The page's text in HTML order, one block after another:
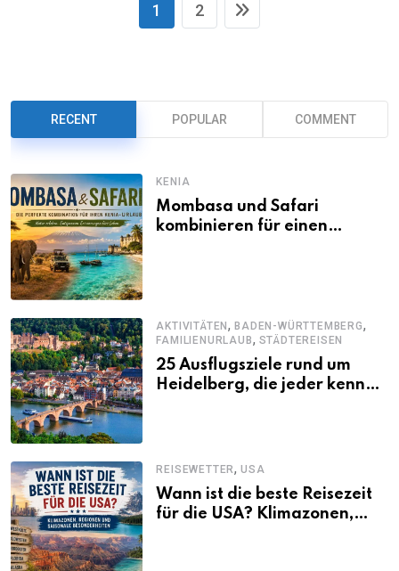
1 2
RECENT POPULAR COMMENT
KENIA
Mombasa und Safari
kombinieren für einen
AKTIVITÄTEN,BADEN-WÜRTTEMBERG,
FAMILIENURLAUB, STÄDTEREISEN
25 Ausflugsziele rund um
Heidelberg, die jeder kennen
REISEWETTER,USA
Wann ist die beste Reisezeit
für die USA? Klimazonen,